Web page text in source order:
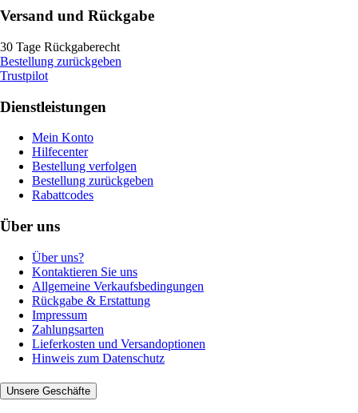
Versand und Rückgabe
30 Tage Rückgaberecht
Bestellung zurückgeben
Trustpilot
Dienstleistungen
Mein Konto
Hilfecenter
Bestellung verfolgen
Bestellung zurückgeben
Rabattcodes
Über uns
Über uns?
Kontaktieren Sie uns
Allgemeine Verkaufsbedingungen
Rückgabe & Erstattung
Impressum
Zahlungsarten
Lieferkosten und Versandoptionen
Hinweis zum Datenschutz
Unsere Geschäfte